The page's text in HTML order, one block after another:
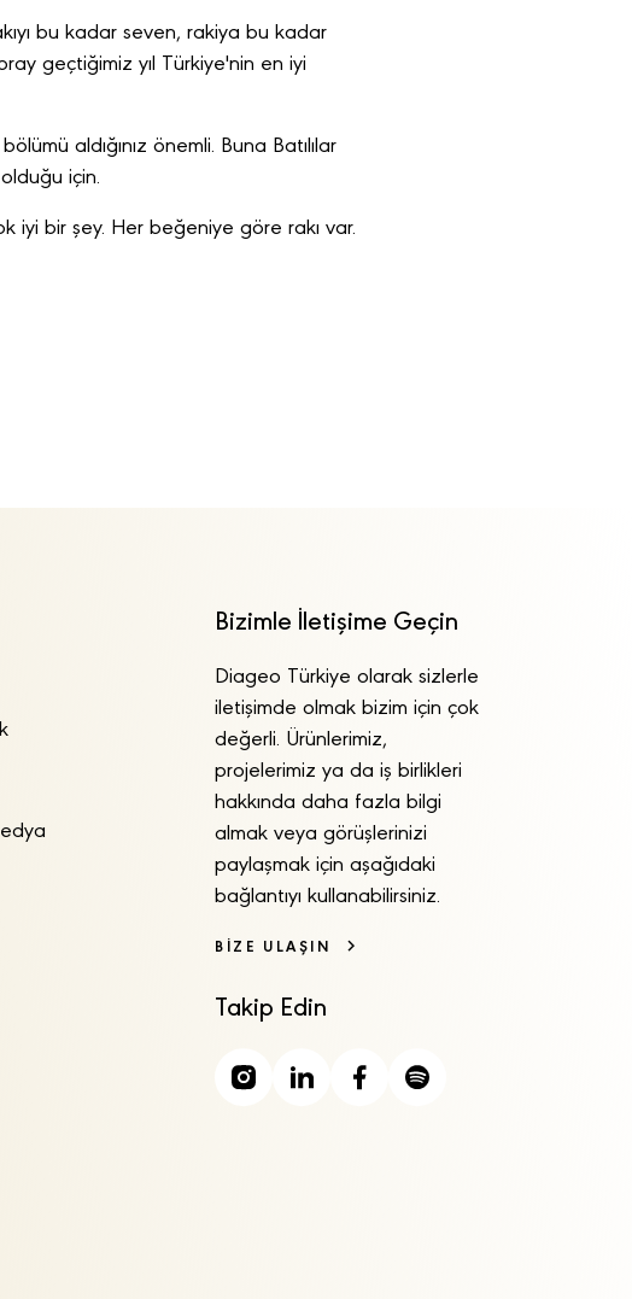
bu kadar seven, rakiya bu kadar
geçtiğimiz yıl Türkiye'nin en iyi
aldığınız önemli. Buna Batılılar
için.
iyi bir şey. Her beğeniye göre rakı var.
Bizimle İletişime Geçin
Diageo Türkiye olarak sizlerle
iletişimde olmak bizim için çok
değerli. Ürünlerimiz,
projelerimiz ya da iş birlikleri
hakkında daha fazla bilgi
almak veya görüşlerinizi
paylaşmak için aşağıdaki
bağlantıyı kullanabilirsiniz.
BİZE ULAŞIN
Takip Edin